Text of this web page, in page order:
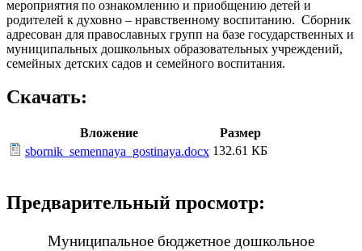
мероприятия по ознакомлению и приобщению детей и
родителей к духовно – нравственному воспитанию. Сборник
адресован для православных групп на базе государственных и
муниципальных дошкольных образовательных учреждений,
семейных детских садов и семейного воспитания.
Скачать:
Вложение
Размер
sbornik_semennaya_gostinaya.docx 132.61 КБ
Предварительный просмотр:
Муниципальное бюджетное дошкольное